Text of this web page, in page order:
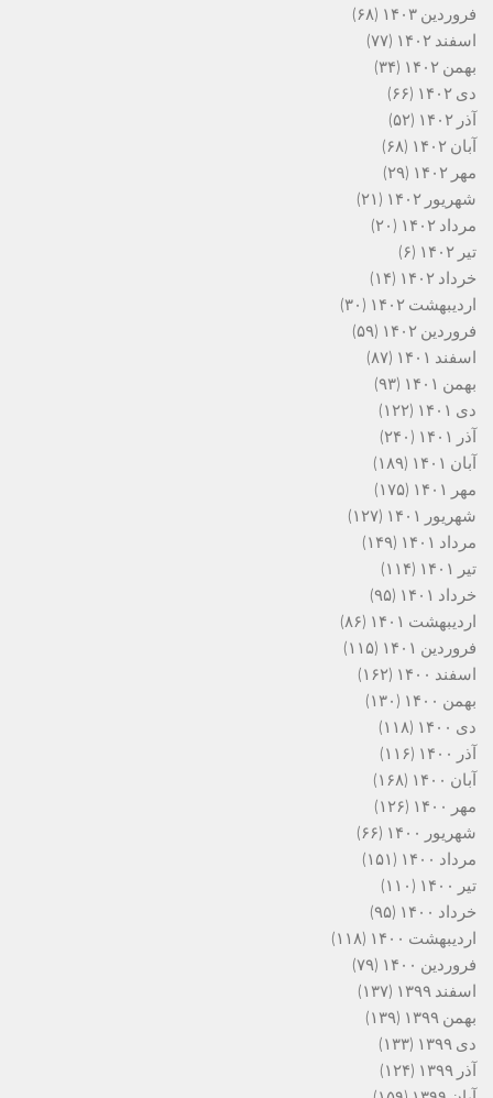
فروردین ۱۴۰۳
(۶۸)
اسفند ۱۴۰۲
(۷۷)
بهمن ۱۴۰۲
(۳۴)
دی ۱۴۰۲
(۶۶)
آذر ۱۴۰۲
(۵۲)
آبان ۱۴۰۲
(۶۸)
مهر ۱۴۰۲
(۲۹)
شهریور ۱۴۰۲
(۲۱)
مرداد ۱۴۰۲
(۲۰)
تیر ۱۴۰۲
(۶)
خرداد ۱۴۰۲
(۱۴)
اردیبهشت ۱۴۰۲
(۳۰)
فروردین ۱۴۰۲
(۵۹)
اسفند ۱۴۰۱
(۸۷)
بهمن ۱۴۰۱
(۹۳)
دی ۱۴۰۱
(۱۲۲)
آذر ۱۴۰۱
(۲۴۰)
آبان ۱۴۰۱
(۱۸۹)
مهر ۱۴۰۱
(۱۷۵)
شهریور ۱۴۰۱
(۱۲۷)
مرداد ۱۴۰۱
(۱۴۹)
تیر ۱۴۰۱
(۱۱۴)
خرداد ۱۴۰۱
(۹۵)
اردیبهشت ۱۴۰۱
(۸۶)
فروردین ۱۴۰۱
(۱۱۵)
اسفند ۱۴۰۰
(۱۶۲)
بهمن ۱۴۰۰
(۱۳۰)
دی ۱۴۰۰
(۱۱۸)
آذر ۱۴۰۰
(۱۱۶)
آبان ۱۴۰۰
(۱۶۸)
مهر ۱۴۰۰
(۱۲۶)
شهریور ۱۴۰۰
(۶۶)
مرداد ۱۴۰۰
(۱۵۱)
تیر ۱۴۰۰
(۱۱۰)
خرداد ۱۴۰۰
(۹۵)
اردیبهشت ۱۴۰۰
(۱۱۸)
فروردین ۱۴۰۰
(۷۹)
اسفند ۱۳۹۹
(۱۳۷)
بهمن ۱۳۹۹
(۱۳۹)
دی ۱۳۹۹
(۱۳۳)
آذر ۱۳۹۹
(۱۲۴)